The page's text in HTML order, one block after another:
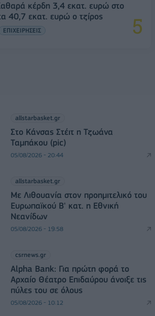
κέρδη 3,4 εκατ. ευρώ στο
40,7 εκατ. ευρώ ο τζίρος
ΕΠΙΧΕΙΡΗΣΕΙΣ
allstarbasket.gr
Στο Κάνσας Στέιτ η Τζωάνα
Ταμπάκου (pic)
05/08/2026 - 20:44
allstarbasket.gr
Με Λιθουανία στον προημιτελικό του
Ευρωπαϊκού Β' κατ. η Εθνική
Νεανίδων
05/08/2026 - 19:58
csrnews.gr
Alpha Bank: Για πρώτη φορά το
Αρχαίο Θέατρο Επιδαύρου άνοιξε τις
πύλες του σε όλους
05/08/2026 - 10:12